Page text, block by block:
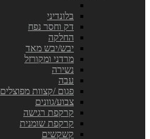
בלונדיני
דק וחסר נפח
החלקה
יבש/יבש מאד
מרדני ומקורזל
נשירה
עבה
פגום /קצוות מפוצלים
צבוע/גוונים
קרקפת רגישה
קרקפת שומנית
קשקשים